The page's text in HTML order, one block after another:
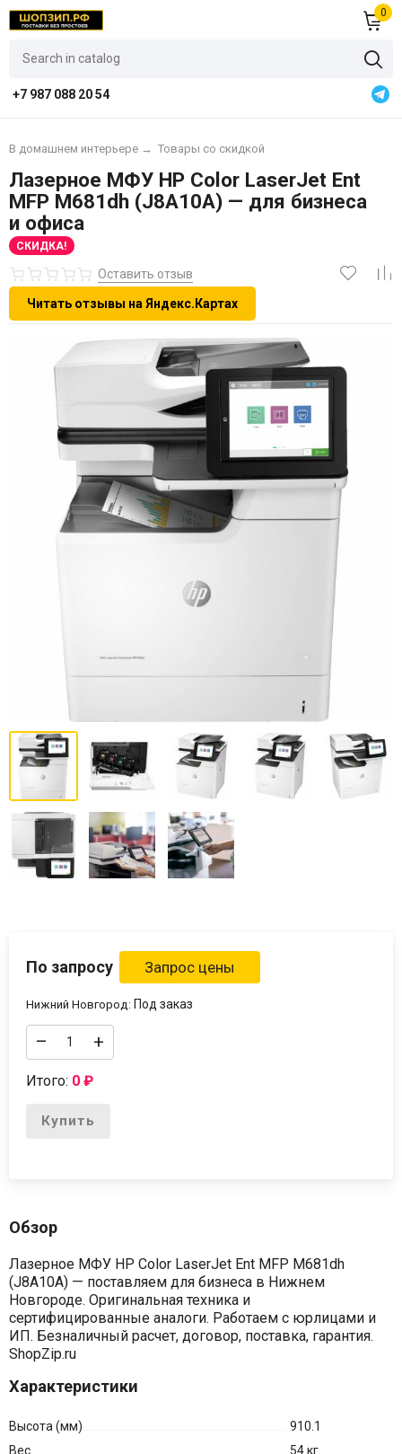
0
+7 987 088 20 54
В домашнем интерьере → Товары со скидкой
Лазерное МФУ HP Color LaserJet Ent
MFP M681dh (J8A10A) — для бизнеса
и офиса
СКИДКА!
Оставить отзыв
Читать отзывы на Яндекс.Картах
По запросу
Нижний Новгород: Под заказ
– +
Итого: 0₽
Купить
Обзор
Лазерное МФУ HP Color LaserJet Ent MFP M681dh
(J8A10A) — поставляем для бизнеса в Нижнем
Новгороде. Оригинальная техника и
сертифицированные аналоги. Работаем с юрлицами и
ИП. Безналичный расчет, договор, поставка, гарантия.
ShopZip.ru
Характеристики
Высота (мм)
910.1
Вес
54 кг